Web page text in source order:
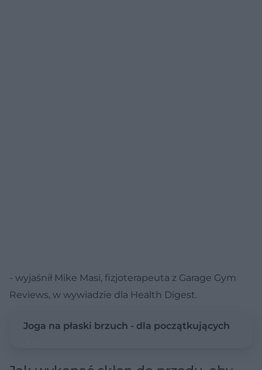
- wyjaśnił Mike Masi, fizjoterapeuta z Garage Gym
Reviews, w wywiadzie dla Health Digest.
Joga na płaski brzuch - dla początkujących